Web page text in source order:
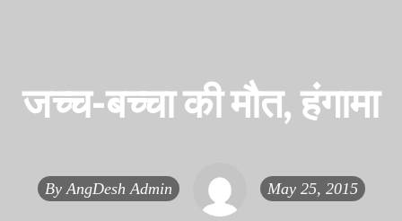
जच्च-बच्‍चा की मौत, हंगामा
By AngDesh Admin May 25, 2015